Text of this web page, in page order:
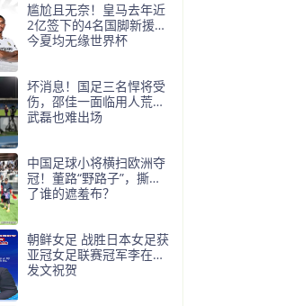
尴尬且无奈！皇马去年近
2亿签下的4名国脚新援，
今夏均无缘世界杯
坏消息！国足三名悍将受
伤，邵佳一面临用人荒，
武磊也难出场
中国足球小将横扫欧洲夺
冠！董路“野路子”，撕开
了谁的遮羞布？
朝鲜女足 战胜日本女足获
亚冠女足联赛冠军李在明
发文祝贺